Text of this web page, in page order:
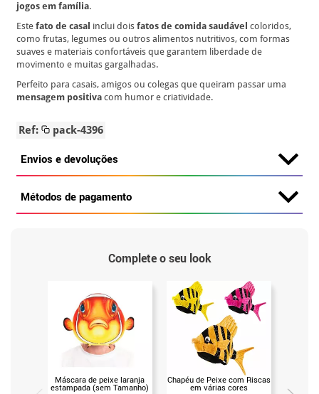
jogos em família.
Estefato de casal inclui doisfatos de comida saudável coloridos,
como frutas, legumes ou outros alimentos nutritivos, com formas
suaves e materiais confortáveis que garantem liberdade de
movimento e muitas gargalhadas.
Perfeito para casais, amigos ou colegas que queiram passar uma
mensagem positiva com humor e criatividade.
Ref: pack-4396
Envios e devoluções
Métodos de pagamento
Complete o seu look
Máscara de peixe laranja
estampada (sem Tamanho)
Chapéu de Peixe com Riscas
em várias cores